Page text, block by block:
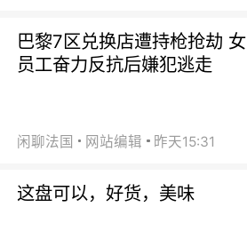
巴黎7区兑换店遭持枪抢劫 女
员工奋力反抗后嫌犯逃走
闲聊法国 网站编辑 昨天15:31
这盘可以，好货，美味